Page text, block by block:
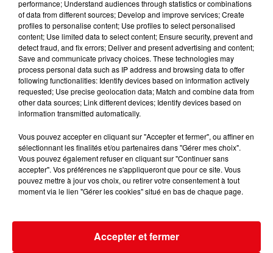
Nice : un salon de coiffure fermé après un contrôle
performance; Understand audiences through statistics or combinations
of data from different sources; Develop and improve services; Create
profiles to personalise content; Use profiles to select personalised
content; Use limited data to select content; Ensure security, prevent and
detect fraud, and fix errors; Deliver and present advertising and content;
Save and communicate privacy choices. These technologies may
process personal data such as IP address and browsing data to offer
following functionalities: Identify devices based on information actively
requested; Use precise geolocation data; Match and combine data from
other data sources; Link different devices; Identify devices based on
information transmitted automatically.
Vous pouvez accepter en cliquant sur "Accepter et fermer", ou affiner en
sélectionnant les finalités et/ou partenaires dans "Gérer mes choix".
Vous pouvez également refuser en cliquant sur "Continuer sans
accepter". Vos préférences ne s'appliqueront que pour ce site. Vous
pouvez mettre à jour vos choix, ou retirer votre consentement à tout
moment via le lien "Gérer les cookies" situé en bas de chaque page.
Accepter et fermer